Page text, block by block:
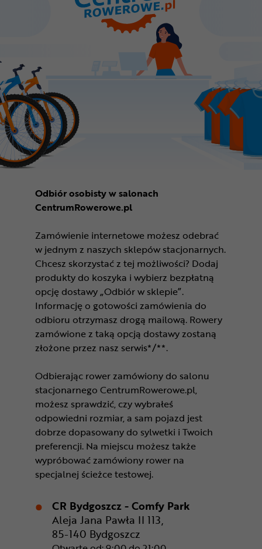
Odbiór osobisty w salonach
CentrumRowerowe.pl
Zamówienie internetowe możesz odebrać
w jednym z naszych sklepów stacjonarnych.
Chcesz skorzystać z tej możliwości? Dodaj
produkty do koszyka i wybierz bezpłatną
opcję dostawy „Odbiór w sklepie”.
Informację o gotowości zamówienia do
odbioru otrzymasz drogą mailową. Rowery
zamówione z taką opcją dostawy zostaną
złożone przez nasz serwis*/**.
Odbierając rower zamówiony do salonu
stacjonarnego CentrumRowerowe.pl,
możesz sprawdzić, czy wybrałeś
odpowiedni rozmiar, a sam pojazd jest
dobrze dopasowany do sylwetki i Twoich
preferencji. Na miejscu możesz także
wypróbować zamówiony rower na
specjalnej ścieżce testowej.
CR Bydgoszcz - Comfy Park
Aleja Jana Pawła II 113,
85-140 Bydgoszcz